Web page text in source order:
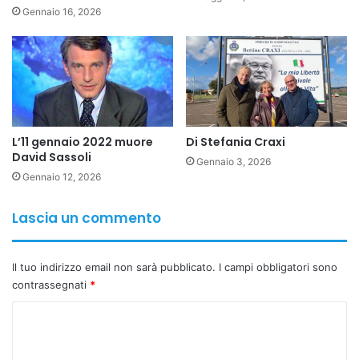
Gennaio 16, 2026
L’11 gennaio 2022 muore
David Sassoli
Gennaio 12, 2026
Di Stefania Craxi
Gennaio 3, 2026
Lascia un commento
Il tuo indirizzo email non sarà pubblicato. I campi obbligatori sono
contrassegnati *